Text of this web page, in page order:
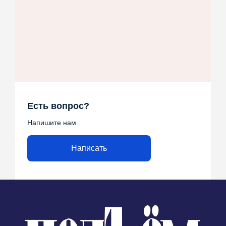
Есть вопрос?
Напишите нам
Написать